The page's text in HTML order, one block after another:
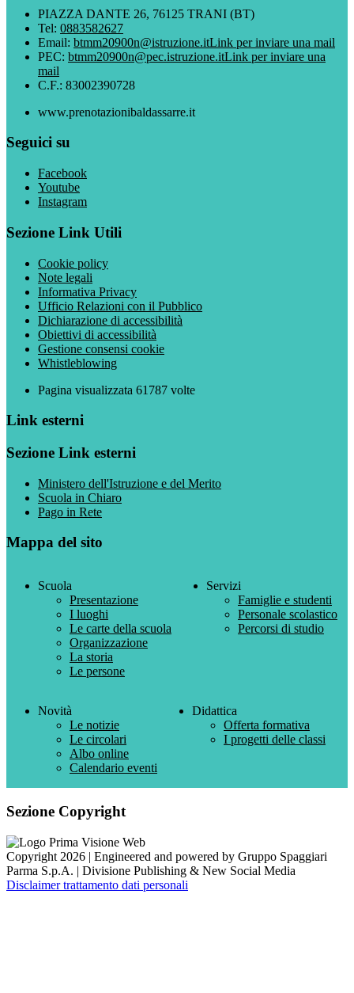
PIAZZA DANTE 26, 76125 TRANI (BT)
Tel: 0883582627
Email: btmm20900n@istruzione.itLink per inviare una mail
PEC: btmm20900n@pec.istruzione.itLink per inviare una
mail
C.F.: 83002390728
www.prenotazionibaldassarre.it
Seguici su
Facebook
Youtube
Instagram
Sezione Link Utili
Cookie policy
Note legali
Informativa Privacy
Ufficio Relazioni con il Pubblico
Dichiarazione di accessibilità
Obiettivi di accessibilità
Gestione consensi cookie
Whistleblowing
Pagina visualizzata 61787 volte
Link esterni
Sezione Link esterni
Ministero dell'Istruzione e del Merito
Scuola in Chiaro
Pago in Rete
Mappa del sito
Scuola
Presentazione
I luoghi
Le carte della scuola
Organizzazione
La storia
Le persone
Servizi
Famiglie e studenti
Personale scolastico
Percorsi di studio
Novità
Le notizie
Le circolari
Albo online
Calendario eventi
Didattica
Offerta formativa
I progetti delle classi
Sezione Copyright
Copyright 2026 | Engineered and powered by Gruppo Spaggiari
Parma S.p.A. | Divisione Publishing & New Social Media
Disclaimer trattamento dati personali